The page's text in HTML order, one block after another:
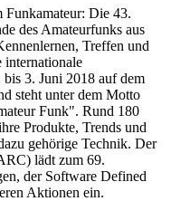
Funkamateur: Die 43.
des Amateurfunks aus
Treffen und
internationale
3. Juni 2018 auf dem
steht unter dem Motto
Funk". Rund 180
Produkte, Trends und
gehörige Technik. Der
lädt zum 69.
der Software Defined
Aktionen ein.